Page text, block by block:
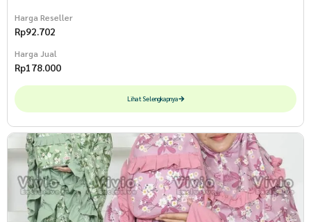
Harga Reseller
Rp92.702
Harga Jual
Rp178.000
Lihat Selengkapnya